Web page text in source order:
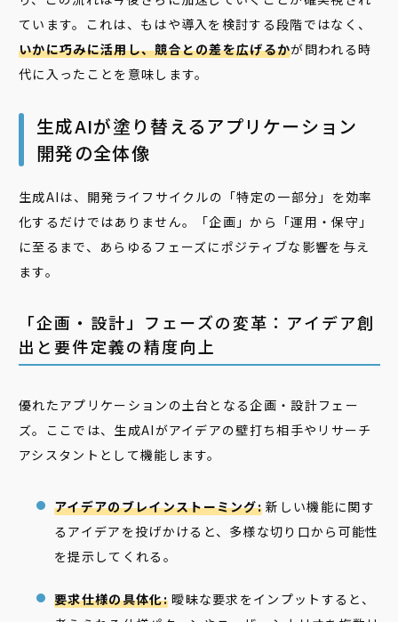
ています。これは、もはや導入を検討する段階ではなく、
いかに巧みに活用し、競合との差を広げるかが問われる時
代に入ったことを意味します。
生成AIが塗り替えるアプリケーション
開発の全体像
生成AIは、開発ライフサイクルの「特定の一部分」を効率
化するだけではありません。「企画」から「運用・保守」
に至るまで、あらゆるフェーズにポジティブな影響を与え
ます。
「企画・設計」フェーズの変革：アイデア創
出と要件定義の精度向上
優れたアプリケーションの土台となる企画・設計フェー
ズ。ここでは、生成AIがアイデアの壁打ち相手やリサーチ
アシスタントとして機能します。
アイデアのブレインストーミング: 新しい機能に関す
るアイデアを投げかけると、多様な切り口から可能性
を提示してくれる。
要求仕様の具体化:曖昧な要求をインプットすると、